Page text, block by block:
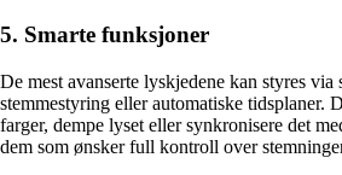
5. Smarte funksjoner
De mest avanserte lyskjedene kan styres via
stemmestyring eller automatiske tidsplaner.
farger, dempe lyset eller synkronisere det
dem som ønsker full kontroll over